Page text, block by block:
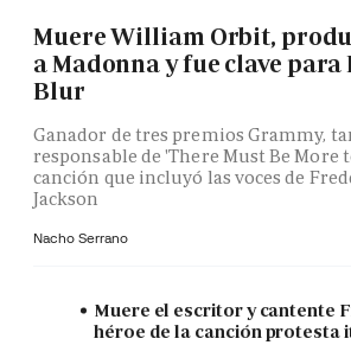
Muere William Orbit,
a Madonna y fue clave
Blur
Ganador de tres premios Grammy,
responsable de 'There Must Be More
canción que incluyó las voces de
Jackson
Nacho Serrano
Muere el escritor y cantente
héroe de la canción protesta